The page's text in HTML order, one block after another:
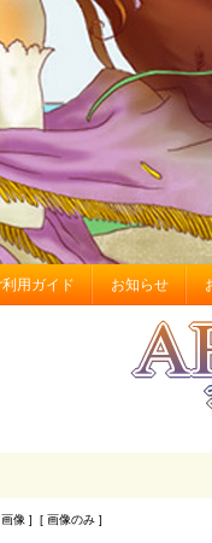
利用ガイド お知らせ
像 ] [ 画像のみ ]